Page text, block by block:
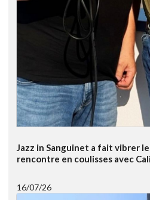
Jazz in Sanguinet a fait vibrer
rencontre en coulisses avec
16/07/26